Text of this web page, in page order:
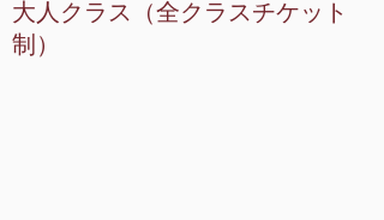
大人クラス（全クラスチケット
制）